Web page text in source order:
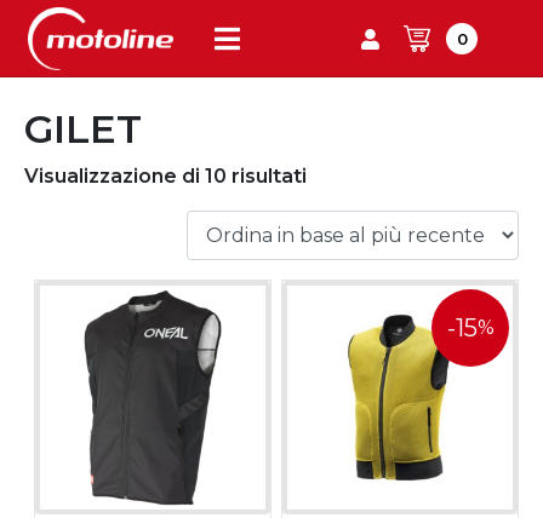
0
GILET
Visualizzazione di 10 risultati
-15%